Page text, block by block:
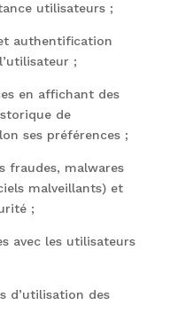
utilisateurs ;
authentification
;
en affichant des
de
ses préférences ;
fraudes, malwares
malveillants) et
;
avec les utilisateurs
d’utilisation des